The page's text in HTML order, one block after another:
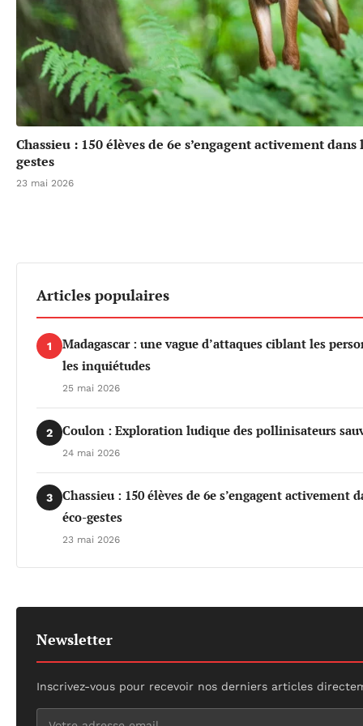
Chassieu : 150 élèves de 6e s’engagent activement
gestes
23 mai 2026
Articles populaires
1
Madagascar : une vague d’attaques ciblant les
les inquiétudes
25 mai 2026
2 Coulon : Exploration ludique des pollinisateurs
24 mai 2026
3
Chassieu : 150 élèves de 6e s’engagent activement
éco-gestes
23 mai 2026
Newsletter
Inscrivez-vous pour recevoir nos derniers articles